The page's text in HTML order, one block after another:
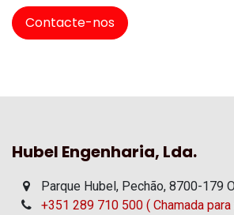
Contacte-nos
Hubel Engenharia, Lda.
Parque Hubel, Pechão, 8700-179
+351 289 710 500 ( Chamada